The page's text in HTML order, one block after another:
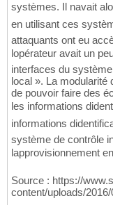
systèmes. Il navait
en utilisant ces
attaquants ont eu
lopérateur avait un
interfaces du
local ». La modularité
de pouvoir faire des
les informations
informations
système de contrôle
lapprovisionnement
Source : https://
content/uploads/